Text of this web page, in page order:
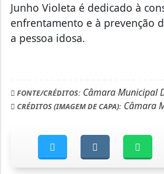
Junho Violeta é dedicado à
enfrentamento e à prevenção
a pessoa idosa.
FONTE/CRÉDITOS:Câmara Municipal
CRÉDITOS (IMAGEM DE CAPA):Câmara